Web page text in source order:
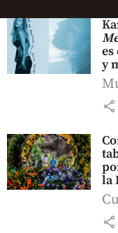
y
share
la
share